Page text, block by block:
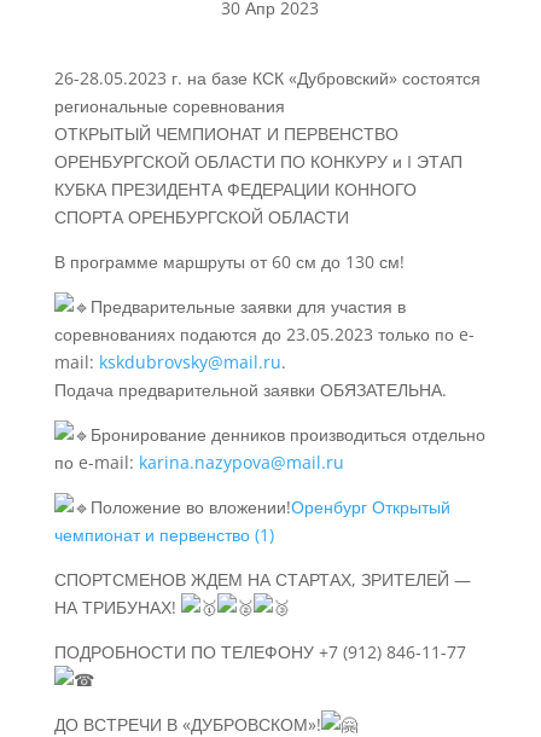
30 Апр 2023
26-28.05.2023 г. на базе КСК «Дубровский» состоятся
региональные соревнования
ОТКРЫТЫЙ ЧЕМПИОНАТ И ПЕРВЕНСТВО
ОРЕНБУРГСКОЙ ОБЛАСТИ ПО КОНКУРУ и I ЭТАП
КУБКА ПРЕЗИДЕНТА ФЕДЕРАЦИИ КОННОГО
СПОРТА ОРЕНБУРГСКОЙ ОБЛАСТИ
В программе маршруты от 60 см до 130 см!
Предварительные заявки для участия в
соревнованиях подаются до 23.05.2023 только по e-
mail: kskdubrovsky@mail.ru.
Подача предварительной заявки ОБЯЗАТЕЛЬНА.
Бронирование денников производиться отдельно
по e-mail: karina.nazypova@mail.ru
Положение во вложении!Оренбург Открытый
чемпионат и первенство (1)
СПОРТСМЕНОВ ЖДЕМ НА СТАРТАХ, ЗРИТЕЛЕЙ —
НА ТРИБУНАХ!
ПОДРОБНОСТИ ПО ТЕЛЕФОНУ +7 (912) 846-11-77
ДО ВСТРЕЧИ В «ДУБРОВСКОМ»!